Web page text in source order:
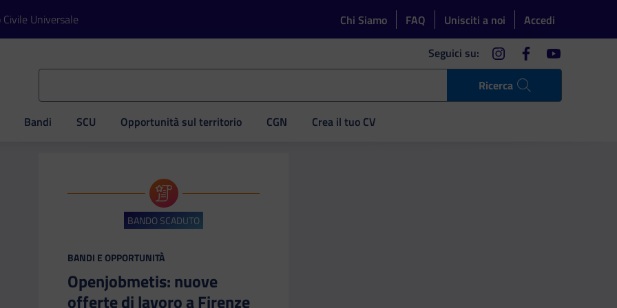
Universale Chi Siamo FAQ Unisciti a noi Accedi
Ricerca
Seguici su: instagramfacebookyoutube
Bandi SCU Opportunità sul territorio CGN Crea il tuo CV
BANDO SCADUTO
CATEGORIA:
BANDI E OPPORTUNITÀ
Openjobmetis: nuove
offerte di lavoro a Firenze